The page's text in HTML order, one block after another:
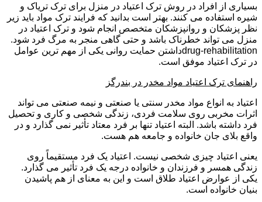
بسیاری از افراد در روش ترک اعتیاد در منزل برای ترک تریاک و
شیره استفاده می کنند. بهتر است بدانید که فرایند ترک مواد باید زیر
نظر پزشکان و روانپزشکان متخصص انجام شود و ترک اعتیاد در
منزل می تواند خطرناک باشد و حتی گاهی منجر به مرگ فرد شود.
drug-rehabilitationداشتن حمایت روانی یکی از مهم ترین عوامل
در ترک اعتیاد موفق است.
راهنمای ترک اعتیاد مواد مخدر در بندرگز
اعتیاد به انواع مواد مخدر سنتی یا صنعتی و نیمه صنعتی می تواند
اثرات مخربی روی سلامت فردی، زندگی شخصی و کاری و تحصیل
فرد داشته باشد. البته اعتیاد تنها بر فرد معتاد تأثیر نمی گذارد و در
واقع بلای جان خانواده و جامعه هم هست.
یعنی اعتیاد چیزی شخصی نیست. اعتیاد یک فرد مستقیماً روی
زندگی همسر و فرزندان و خانواده درجه یک فرد تأثیر می گذارد.
یکی از عوارض اعتیاد طلاق است و این به معنای از هم پاشیدن
بنیان خانواده است.